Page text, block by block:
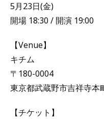
5月23日(金)
開場 18:30 / 開演 19:00
【Venue】
キチム
〒180-0004
東京都武蔵野市吉祥寺
【チケット】